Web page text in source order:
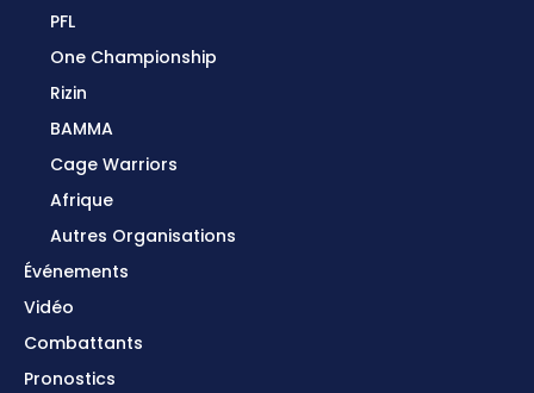
PFL
One Championship
Rizin
BAMMA
Cage Warriors
Afrique
Autres Organisations
Événements
Vidéo
Combattants
Pronostics